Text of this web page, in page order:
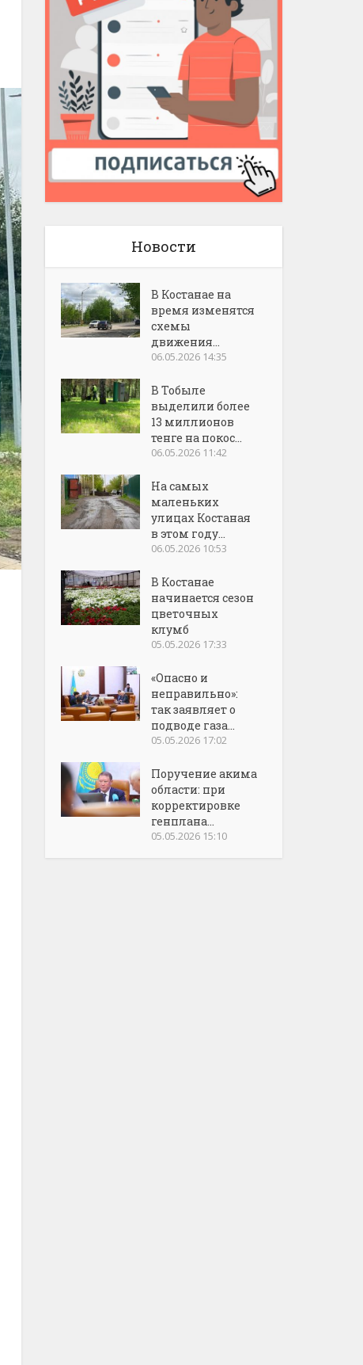
Новости
В Костанае на
время изменятся
схемы
движения...
06.05.2026 14:35
В Тобыле
выделили более
13 миллионов
тенге на покос...
06.05.2026 11:42
На самых
маленьких
улицах Костаная
в этом году...
06.05.2026 10:53
В Костанае
начинается сезон
цветочных
клумб
05.05.2026 17:33
«Опасно и
неправильно»:
так заявляет о
подводе газа...
05.05.2026 17:02
Поручение акима
области: при
корректировке
генплана...
05.05.2026 15:10